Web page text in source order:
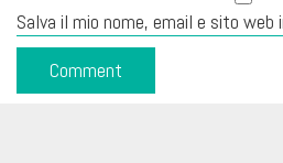
Salva il mio nome, email e sito